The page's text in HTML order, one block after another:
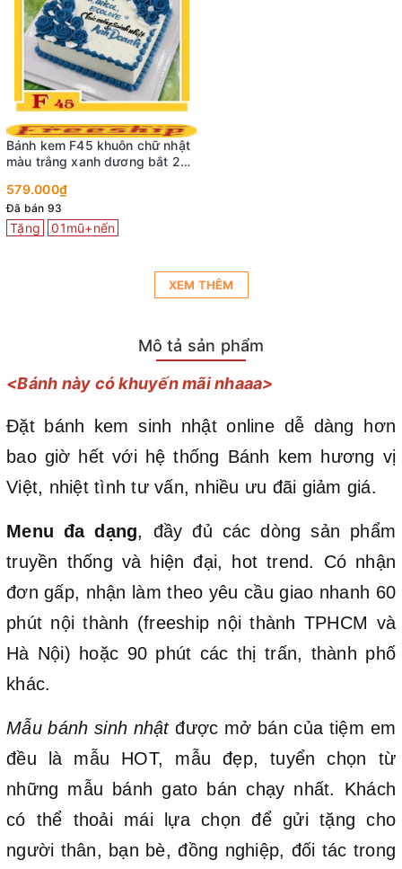
Bánh kem F45 khuôn chữ nhật
màu trắng xanh dương bắt 2
579.000₫
Đã bán 93
Tặng 01mũ+nến
XEM THÊM
Mô tả sản phẩm
<Bánh này có khuyến mãi nhaaa>
Đặt bánh kem sinh nhật online dễ dàng hơn
bao giờ hết với hệ thống Bánh kem hương vị
Việt, nhiệt tình tư vấn, nhiều ưu đãi giảm giá.
Menu đa dạng, đầy đủ các dòng sản phẩm
truyền thống và hiện đại, hot trend. Có nhận
đơn gấp, nhận làm theo yêu cầu giao nhanh 60
phút nội thành (freeship nội thành TPHCM và
Hà Nội) hoặc 90 phút các thị trấn, thành phố
khác.
Mẫu bánh sinh nhậtđược mở bán của tiệm em
đều là mẫu HOT, mẫu đẹp, tuyển chọn từ
những mẫu bánh gato bán chạy nhất. Khách
có thể thoải mái lựa chọn để gửi tặng cho
người thân, bạn bè, đồng nghiệp, đối tác trong